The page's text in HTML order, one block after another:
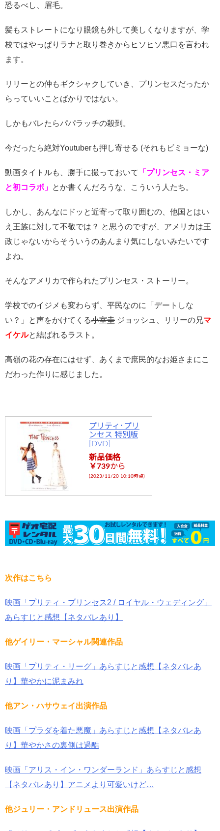
恐るべし、眉毛。
髪もストレートになり眼鏡も外して美しくなりますが、学
校ではやっぱりラナと取り巻きからヒソヒソ悪口を言われ
ます。
リリーとの仲もギクシャクしていき、プリンセスだったか
らっていいことばかりではない。
しかもバレたらパパラッチの殺到。
今だったら絶対Youtuberも押し寄せる (それもビミョーな)
動画タイトルも、勝手に撮っておいて
「プリンセス・ミア
と初コラボ」 とか書くんだろうな、こういう人たち。
しかし、あんなにドッと近寄って取り囲むの、他国とはい
え王族に対して不敬では？ と思うのですが、アメリカは王
政じゃないからそういうのあんまり気にしないみたいです
よね。
そんなアメリカで作られたプリンセス・ストーリー。
学校でのイジメも変わらず、平民なのに「デートしな
い？」と声をかけてくる小室圭 ジョッシュ、リリーの兄マ
イケルと結ばれるラスト。
高嶺の花の存在にはせず、あくまで庶民的なお姫さまにこ
だわった作りに感じました。
プリティ･プリ
ンセス 特別版
[DVD]
新品価格
￥739から
(2023/11/20 10:10時点)
次作はこちら
映画「プリティ・プリンセス2 / ロイヤル・ウェディング」
あらすじと感想【ネタバレあり】
他ゲイリー・マーシャル関連作品
映画「プリティ・リーグ」あらすじと感想【ネタバレあ
り】華やかに泥まみれ
他アン・ハサウェイ出演作品
映画「プラダを着た悪魔」あらすじと感想【ネタバレあ
り】華やかさの裏側は過酷
映画「アリス・イン・ワンダーランド」あらすじと感想
【ネタバレあり】アニメより可愛いけど…
他ジュリー・アンドリュース出演作品